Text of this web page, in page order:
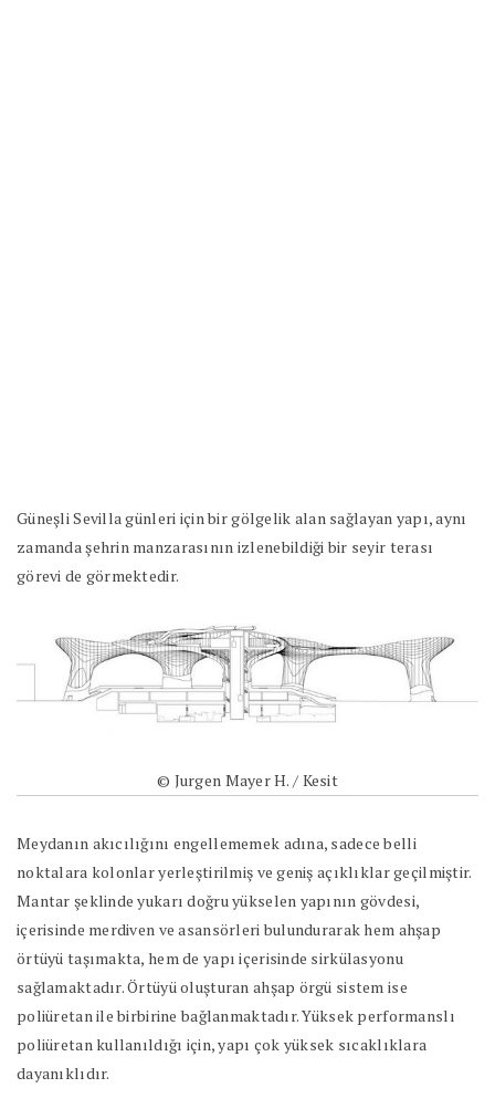
Güneşli Sevilla günleri için bir gölgelik alan sağlayan yapı, aynı
zamanda şehrin manzarasının izlenebildiği bir seyir terası
görevi de görmektedir.
© Jurgen Mayer H. / Kesit
Meydanın akıcılığını engellememek adına, sadece belli
noktalara kolonlar yerleştirilmiş ve geniş açıklıklar geçilmiştir.
Mantar şeklinde yukarı doğru yükselen yapının gövdesi,
içerisinde merdiven ve asansörleri bulundurarak hem ahşap
örtüyü taşımakta, hem de yapı içerisinde sirkülasyonu
sağlamaktadır. Örtüyü oluşturan ahşap örgü sistem ise
poliüretan ile birbirine bağlanmaktadır. Yüksek performanslı
poliüretan kullanıldığı için, yapı çok yüksek sıcaklıklara
dayanıklıdır.